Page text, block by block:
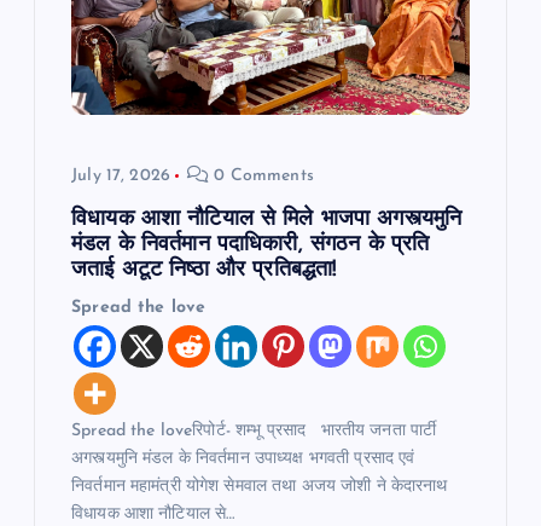
July 17, 2026 0 Comments
विधायक आशा नौटियाल से मिले भाजपा अगस्त्यमुनि
मंडल के निवर्तमान पदाधिकारी, संगठन के प्रति
जताई अटूट निष्ठा और प्रतिबद्धता!
Spread the love
Spread the loveरिपोर्ट- शम्भू प्रसाद भारतीय जनता पार्टी
अगस्त्यमुनि मंडल के निवर्तमान उपाध्यक्ष भगवती प्रसाद एवं
निवर्तमान महामंत्री योगेश सेमवाल तथा अजय जोशी ने केदारनाथ
विधायक आशा नौटियाल से…